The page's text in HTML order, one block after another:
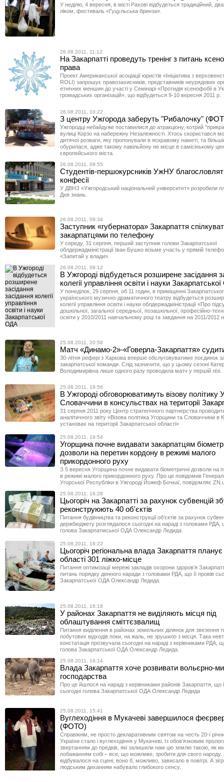
У неділю, 4 вересня, в місті Рахові відбудеться традиційний,
ліком, фестиваль «Гуцульська бринза».
26.08.2011, 11:12
На Закарпатті проведуть тренінг з питань
права
Проект Американської асоціації юристів «Ініціатива з
ROLI) запрошує правозахисників, представників неурядових
етнічних меншин до участі у Семінарі «Протидія ксенофобії в
громадських організацій», що відбудеться 9-10 вересня 2011 р.
26.08.2011, 10:22
З центру Ужгорода заберуть "Рибалочку"
Ужгородці небайдуже поставилися до атракціону, котрий
вулиці Корзо на набережну Незалежності. Хтось скористався
дитячої розваги, яку пропонували в яскравому наметі, та
обурилася, адже такому павільйону не місце в самісінькому
європейського міста.
26.08.2011, 09:55
Студентів-першокурсників УжНУ
конфесії
У ДВНЗ «Ужгородський національний університет» розробили
Дня знань.
26.08.2011, 09:34
Заступник «губернатора» Закарпаття
закарпатцями по телефону
У середу, 31 серпня, перший заступник голови Закарпатської
облдержадміністрації Іван Бушко візьме участь у прямій
«Запитай у влади».
26.08.2011, 09:12
В Ужгороді відбудеться розширене засідання
колегії управління освіти і науки
У понеділок, 29 серпня, об 11 годин, в приміщенні
українського музично-драматичного театру відбудеться
колегії управління освіти і науки облдержадміністрації «Про
дошкільної, загальної середньої, позашкільної, професійно-
освіти у 2010/2011 навчальному році та завдання на 2011/2012
25.08.2011, 20:58
Матч «Динамо-2»-«Говерла-Закарпаття»
30-літня рефері з Харкова вперше обслуговуватиме поєдинок
закарпатської команди. Слід зазначити, що у цьому сезоні
Володимирівна лише одного разу проводила матч у першій лізі.
25.08.2011, 19:56
В Ужгороді обговорюватимуть візову політику
Словаччини в консульствах на території
31 серпня 2011 року Центр стратегічного партнерства
аналітичного звіту «Візова політика Угорщини та Словаччини в
установах на території Закарпатської області»
25.08.2011, 19:54
Угорщина почне видавати закарпатцям
дозволи на перетин кордону в режимі малого
прикордонного руху
З 5 вересня Угорщина почне видавати біометричні дозволи на
в режимі малого прикордонного руху. Про це повідомив
Угорської Республіки в Ужгороді Йожеф Бочкаї, повідомляє
25.08.2011, 16:28
Цьогоріч на Закарпатті за рахунок субвенцій
реконструюють 40 об'єктів
Питання будівництва та реконструкції об’єктів за рахунок
держбюджету розглядалося сьогодні на нараді з головами РДА,
голова Закарпатмської ОДА Олександр Ледида.
25.08.2011, 16:22
Цьогоріч регіональна влада Закарпаття
області 301 ліжко-місце
Питання оптимізації мережі закладів охорони здоров’я
питань порядку денного наради з головами РДА, що її провів
Закарпатської ОДА Олександр Ледида.
25.08.2011, 16:18
У районах Закарпаття не виділяють місця під
облаштування сміттєзвалищ
Питання виділення в районах земельних ділянок для звезення
побутових відходів поки, на жаль, не зрушило з місця. Така
констатація прозвучала сьогодні на нараді з керівниками РДА,
голова Закарпатської ОДА Олександр Ледида.
25.08.2011, 16:14
Влада Закарпаття хоче розвивати вольєрно-
господарства
Про це йшлося на нараді з керівниками районів Закарпаття, що
сьогодні голова Закарпатської ОДА Олександр Ледида
25.08.2011, 15:41
Вуглеходіння в Мукачеві завершилося
(ФОТО)
Справжнім, не просто декларативним святом на честь 20-ї
України стало і вуглеходіння у Мукачеві. Із обов’язковим
звертанням до предків, які залишили нам цю землю такою, як ми
побажанням собі – все, що можливе, зробити для свого народу.
відбувалося на сцені, воно б, можливо, зависало в повітрі. А
людським диханням набувало глибокого сенсу.